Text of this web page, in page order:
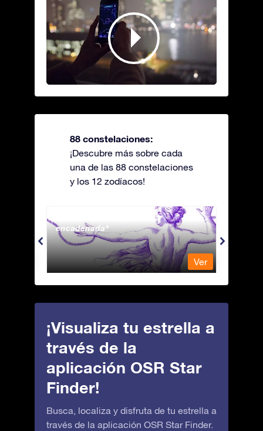
88 constelaciones:
¡Descubre más sobre cada
una de las 88 constelaciones
y los 12 zodíacos!
Andromeda - La princesa
encadenada
Ver
¡Visualiza tu estrella a
través de la
aplicación OSR Star
Finder!
Busca, localiza y disfruta de tu estrella a
través de la aplicación OSR Star Finder.